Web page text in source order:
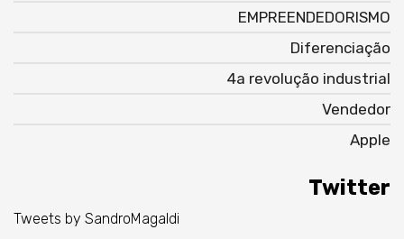
EMPREENDEDORISMO
Diferenciação
4a revolução industrial
Vendedor
Apple
Twitter
Tweets by SandroMagaldi